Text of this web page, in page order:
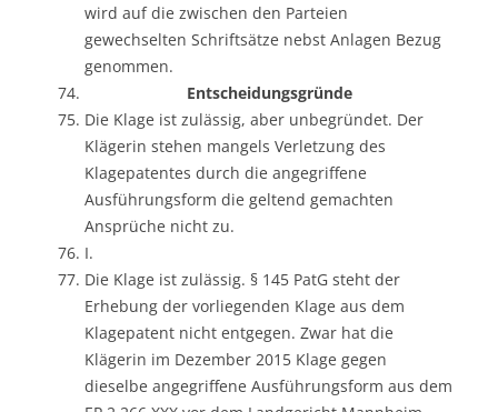
wird auf die zwischen den Parteien
gewechselten Schriftsätze nebst Anlagen Bezug
genommen.
Entscheidungsgründe
Die Klage ist zulässig, aber unbegründet. Der
Klägerin stehen mangels Verletzung des
Klagepatentes durch die angegriffene
Ausführungsform die geltend gemachten
Ansprüche nicht zu.
I.
Die Klage ist zulässig. § 145 PatG steht der
Erhebung der vorliegenden Klage aus dem
Klagepatent nicht entgegen. Zwar hat die
Klägerin im Dezember 2015 Klage gegen
dieselbe angegriffene Ausführungsform aus dem